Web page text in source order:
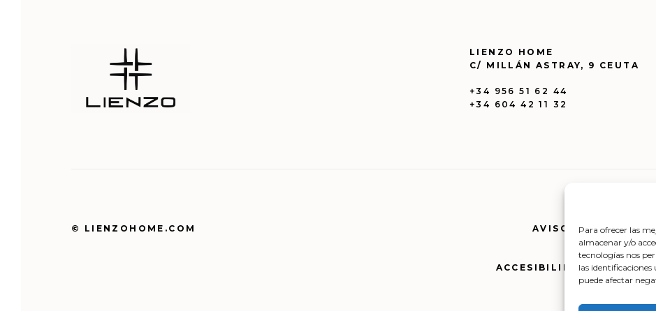
Para ofrecer las
almacenar y/o
tecnologías nos
las
puede afectar
LIENZO HOME
C/ MILLÁN ASTRAY, 9 CEUTA
+34 956 51 62 44
+34 604 42 11 32
© LIENZOHOME.COM AVISO LEGAL|
ACCESIBILIDAD|MAPA